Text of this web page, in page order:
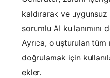
kaldırarak ve
sorumlu AI
Ayrıca, oluşturulan tüm
doğrulamak için
ekler.